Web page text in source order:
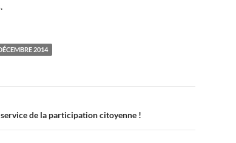
2014
de la participation citoyenne !